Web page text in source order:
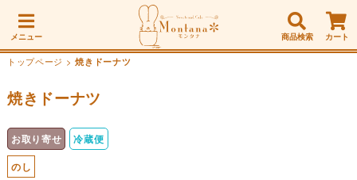
メニュー 商品検索 カート
トップページ >焼きドーナツ
焼きドーナツ
お取り寄せ
冷蔵便
のし